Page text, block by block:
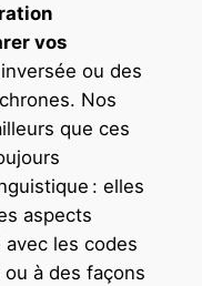
vos
ou des
Nos
que ces
: elles
aspects
les codes
à des façons